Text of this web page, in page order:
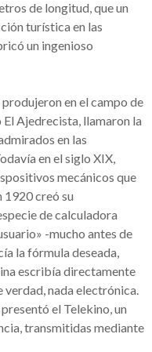
de longitud, que un
turística en las
un ingenioso
en el campo de
Ajedrecista, llamaron la
en las
en el siglo XIX,
mecánicos que
1920 creó su
de calculadora
-mucho antes de
la fórmula deseada,
escribía directamente
verdad, nada electrónica.
el Telekino, un
transmitidas mediante